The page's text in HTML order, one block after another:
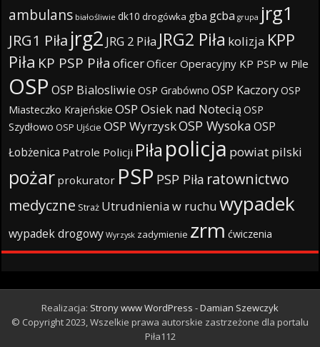
ambulans białośliwie dk10 drogówka gba gcba grupa jrg1
JRG1 Piła jrg2 JRG 2 Piła JRG2 Piła kolizja KPP
Piła KP PSP Piła oficerOficer Operacyjny KP PSP w Pile
OSP OSP Bialosliwie OSP Grabówno OSP KaczoryOSP
Miasteczko Krajeńskie OSP Osiek nad Notecią OSP
Szydłowo OSP Ujście OSP WyrzyskOSP WysokaOSP
Łobżenica Patrole Policji Piła policja powiat pilski
pożar prokurator PSP PSP Piła ratownictwo
medyczne Straż Utrudnienia w ruchu wypadek
wypadek drogowy Wyrzysk zadymienie zrm ćwiczenia
Realizacja: Strony www WordPress - Damian Szewczyk
© Copyright 2023, Wszelkie prawa autorskie zastrzeżone dla portalu
Piła112